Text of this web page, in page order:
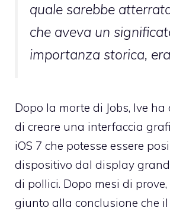
quale sarebbe
che aveva un
importanza storica,
Dopo la morte di Jobs, Ive
di creare una interfaccia
iOS 7 che potesse essere
dispositivo dal display
di pollici. Dopo mesi di
giunto alla conclusione che